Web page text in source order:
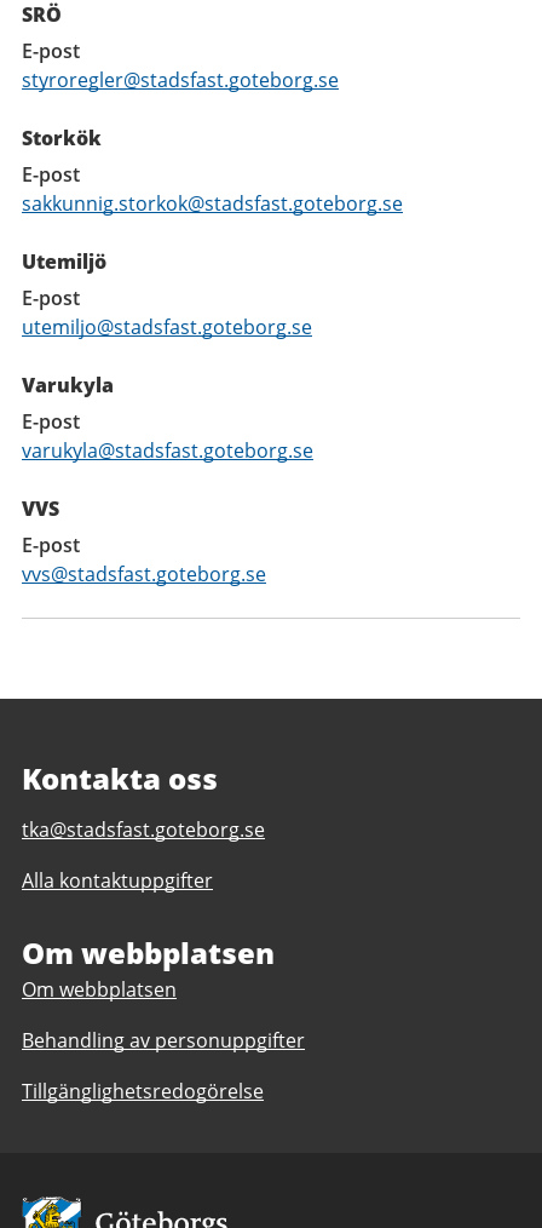
SRÖ
E-post
styroregler@stadsfast.goteborg.se
Storkök
E-post
sakkunnig.storkok@stadsfast.goteborg.se
Utemiljö
E-post
utemiljo@stadsfast.goteborg.se
Varukyla
E-post
varukyla@stadsfast.goteborg.se
VVS
E-post
vvs@stadsfast.goteborg.se
Kontakta oss
E-
till
tekniska
och
anvisningar,
tka@stadsfast.goteborg.se
Alla kontaktuppgifter
Om webbplatsen
Om webbplatsen
Behandling av personuppgifter
Tillgänglighetsredogörelse
Avsändare: